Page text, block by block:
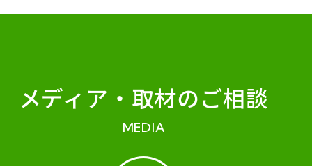
メディア・ 取材のご相談
MEDIA